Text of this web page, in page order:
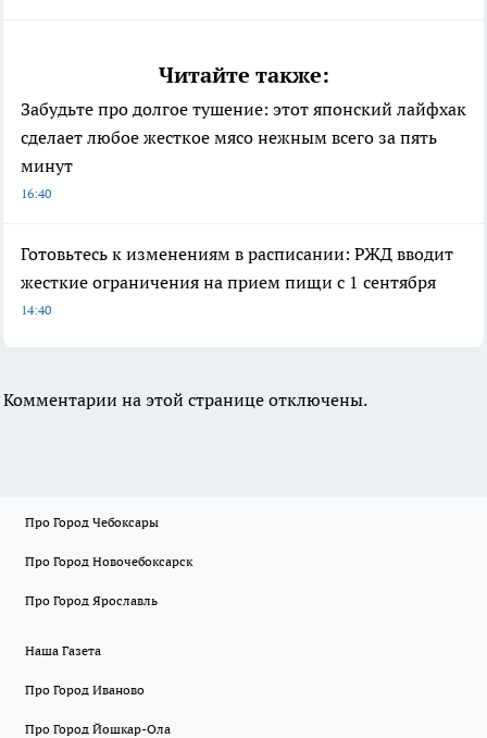
Читайте также:
Забудьте про долгое тушение: этот японский лайфхак
сделает любое жесткое мясо нежным всего за пять
минут
16:40
Готовьтесь к изменениям в расписании: РЖД вводит
жесткие ограничения на прием пищи с 1 сентября
14:40
Комментарии на этой странице отключены.
Про Город Чебоксары
Про Город Новочебоксарск
Про Город Ярославль
Наша Газета
Про Город Иваново
Про Город Йошкар-Ола